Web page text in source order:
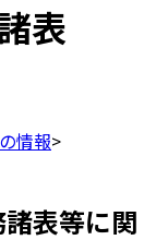
表
情報>
表等に関